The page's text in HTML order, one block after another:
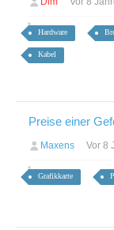
Hardware
Kabel
Preise einer
Maxens Vor 8
Grafikkarte